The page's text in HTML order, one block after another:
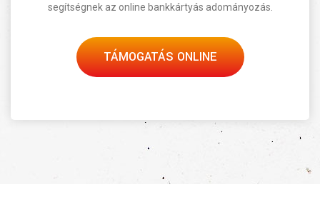
segítségnek az online bankkártyás adományozás.
TÁMOGATÁS ONLINE